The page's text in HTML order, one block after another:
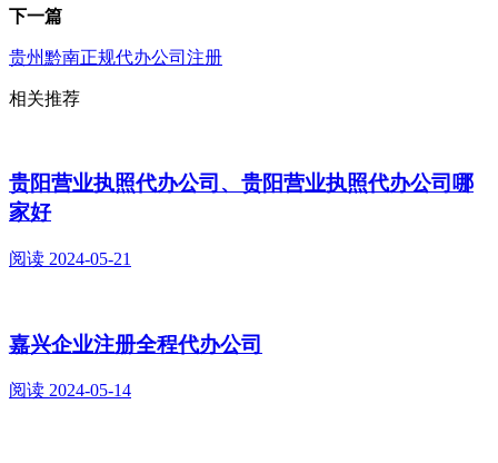
下一篇
贵州黔南正规代办公司注册
相关推荐
贵阳营业执照代办公司、贵阳营业执照代办公司哪
家好
阅读 2024-05-21
嘉兴企业注册全程代办公司
阅读 2024-05-14